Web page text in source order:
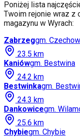
Poniżej lista
Twoim rejonie wraz z
magazynu w Wyrach:
Zabrzeggm.
23.5 km
Kaniówgm. Bestwina
24.2 km
Bestwinkagm.
24.3 km
Dankowicegm.
25.6 km
Chybiegm. Chybie